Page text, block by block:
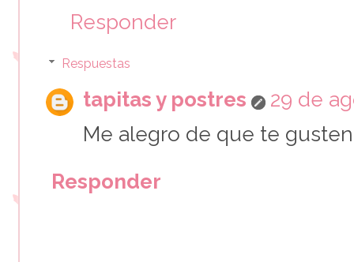
Responder
Respuestas
tapitas y postres
29 de
Me alegro de que te
Responder